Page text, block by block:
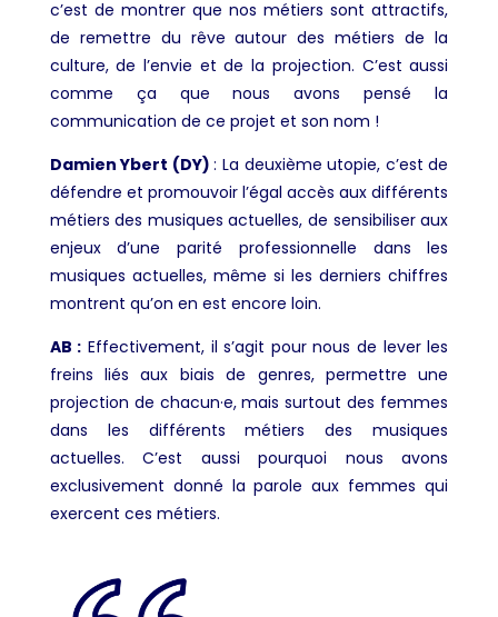
c’est de montrer que nos métiers sont attractifs,
de remettre du rêve autour des métiers de la
culture, de l’envie et de la projection. C’est aussi
comme ça que nous avons pensé la
communication de ce projet et son nom !
Damien Ybert (DY): La deuxième utopie, c’est de
défendre et promouvoir l’égal accès aux différents
métiers des musiques actuelles, de sensibiliser aux
enjeux d’une parité professionnelle dans les
musiques actuelles, même si les derniers chiffres
montrent qu’on en est encore loin.
AB : Effectivement, il s’agit pour nous de lever les
freins liés aux biais de genres, permettre une
projection de chacun·e, mais surtout des femmes
dans les différents métiers des musiques
actuelles. C’est aussi pourquoi nous avons
exclusivement donné la parole aux femmes qui
exercent ces métiers.